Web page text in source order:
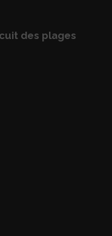
des plages